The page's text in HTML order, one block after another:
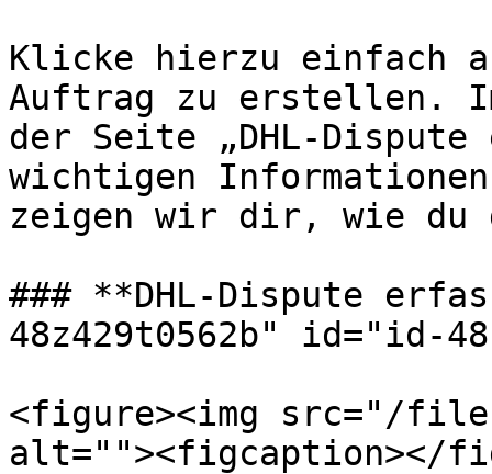
Klicke hierzu einfach
Auftrag zu erstellen.
der Seite „DHL-
wichtigen
zeigen wir dir, wie du
### **DHL-Dispute
48z429t0562b" id="id-
<figure><img src="/files/
alt=""><figcaption></